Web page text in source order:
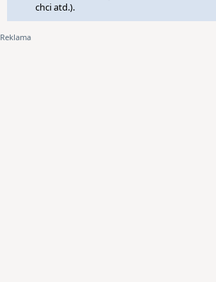
chci atd.).